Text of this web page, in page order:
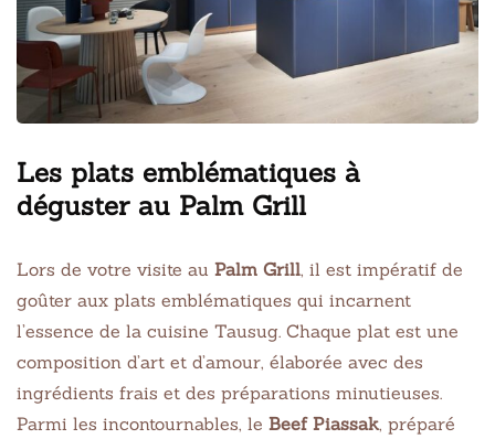
Les plats emblématiques à
déguster au Palm Grill
Lors de votre visite au Palm Grill, il est impératif de
goûter aux plats emblématiques qui incarnent
l’essence de la cuisine Tausug. Chaque plat est une
composition d’art et d’amour, élaborée avec des
ingrédients frais et des préparations minutieuses.
Parmi les incontournables, le Beef Piassak, préparé